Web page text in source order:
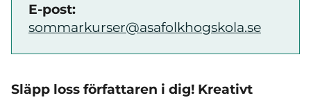
E-post:
sommarkurser@asafolkhogskola.se
Släpp loss författaren i dig! Kreativt